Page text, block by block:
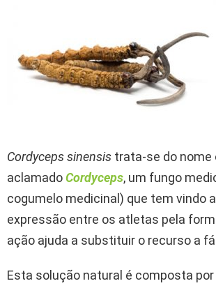
Cordyceps sinensis trata-se do
aclamadoCordyceps, um fungo
cogumelo medicinal) que tem vindo
expressão entre os atletas pela
ação ajuda a substituir o recurso a
Esta solução natural é composta